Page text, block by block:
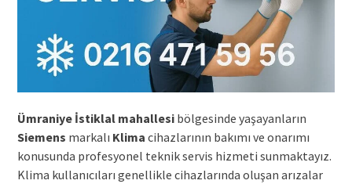
Ümraniye İstiklal mahallesibölgesinde yaşayanların
Siemens markalı Klima cihazlarının bakımı ve onarımı
konusunda profesyonel teknik servis hizmeti sunmaktayız.
Klima kullanıcıları genellikle cihazlarında oluşan arızalar